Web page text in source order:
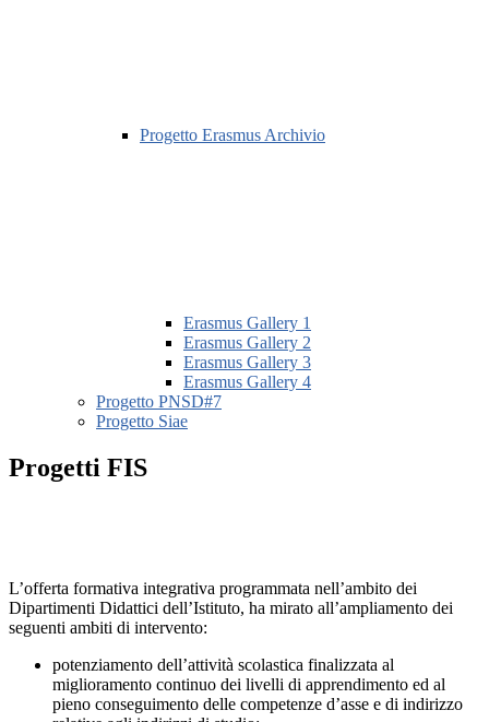
Progetto Erasmus Archivio
Erasmus Gallery 1
Erasmus Gallery 2
Erasmus Gallery 3
Erasmus Gallery 4
Progetto PNSD#7
Progetto Siae
Progetti FIS
L’offerta formativa integrativa programmata nell’ambito dei
Dipartimenti Didattici dell’Istituto, ha mirato all’ampliamento dei
seguenti ambiti di intervento:
potenziamento dell’attività scolastica finalizzata al
miglioramento continuo dei livelli di apprendimento ed al
pieno conseguimento delle competenze d’asse e di indirizzo